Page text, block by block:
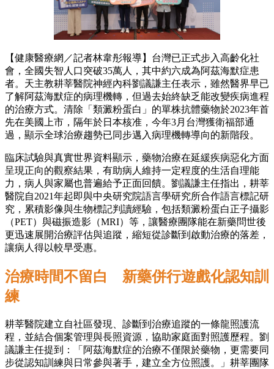
【健康醫療網／記者林韋彤報導】台灣已正式步入高齡化社
會，全國失智人口突破35萬人，其中約六成為阿茲海默症患
者。天主教耕莘醫院神經內科劉議謙主任表示，雖然醫界早已
了解阿茲海默症的病理機轉，但過去始終缺乏能改變疾病進程
的治療方式。清除「類澱粉蛋白」的單株抗體藥物於2023年首
先在美國上市，隔年於日本核准，今年3月台灣獲衛福部通
過，顯示全球治療趨勢已同步邁入病理機轉導向的新階段。
臨床試驗與真實世界資料顯示，藥物治療在延緩疾病惡化方面
呈現正向的觀察結果，有助病人維持一定程度的生活自理能
力，病人與家屬也普遍給予正面回饋。劉議謙主任指出，耕莘
醫院自2021年起即與中央研究院語言學研究所合作語言標記研
究，累積影像與生物標記判讀經驗，包括類澱粉蛋白正子攝影
（PET）與磁振造影（MRI）等，讓醫療團隊能在新藥問世後
更迅速展開治療評估與追蹤，縮短從診斷到啟動治療的落差，
讓病人得以較早受惠。
治療時間不留白 新藥併行遊戲化認知訓
練
耕莘醫院建立自社區發現、診斷到治療追蹤的一條龍照護流
程，並結合個案管理與長照資源，協助家庭面對照護歷程。劉
議謙主任提到：「阿茲海默症的治療不僅限於藥物，更需要同
步從認知訓練與日常參與著手，建立全方位照護。」耕莘團隊